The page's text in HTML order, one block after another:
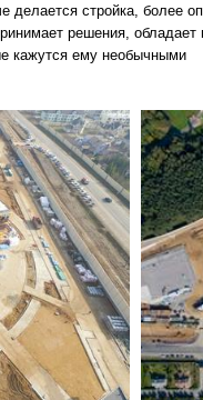
стройка, более
решения, обладает
кажутся ему необычными⁣⁣⠀